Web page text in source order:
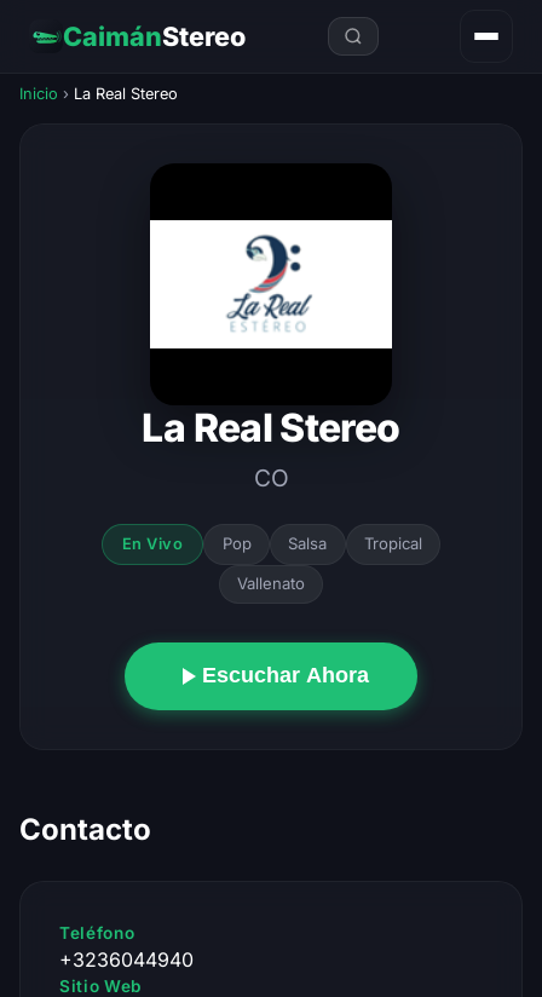
CaimánStereo
Inicio › La Real Stereo
La Real Stereo
CO
En Vivo Pop Salsa Tropical
Vallenato
Escuchar Ahora
Contacto
Teléfono
+3236044940
Sitio Web